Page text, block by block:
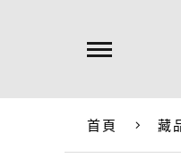
首頁 藏